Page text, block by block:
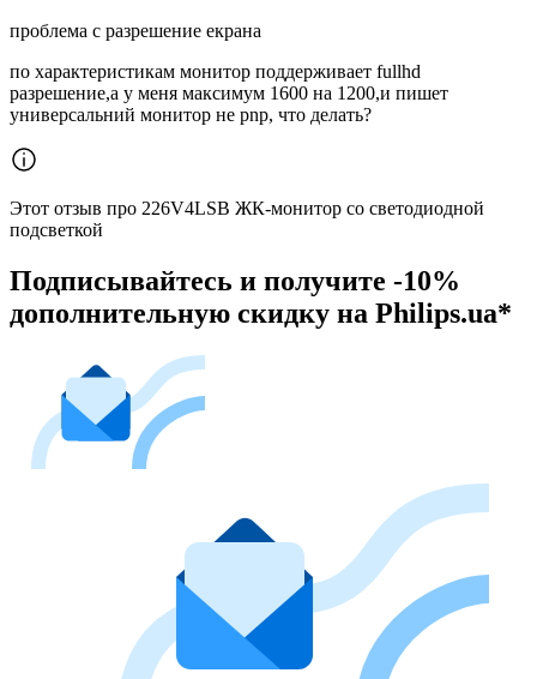
проблема с разрешение екрана
по характеристикам монитор поддерживает fullhd
разрешение,а у меня максимум 1600 на 1200,и пишет
универсальний монитор не pnp, что делать?
Этот отзыв про 226V4LSB ЖК-монитор со светодиодной
подсветкой
Подписывайтесь и получите -10%
дополнительную скидку на Philips.ua*